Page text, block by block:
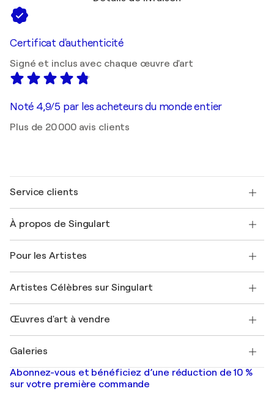
Certificat d'authenticité
Signé et inclus avec chaque œuvre d'art
Noté 4,9/5 par les acheteurs du monde entier
Plus de 20 000 avis clients
Service clients
Expédition
Offrir une carte cadeau
Rejoignez notre programme commercial
Mon compte
+33 1 76 44 06 42
À propos de Singulart
FAQ
Magazine Singulart
Emplois
Découvrez une sélection d'art original
Pour les Artistes
Se connecter en tant qu'Artiste
Artistes Célèbres sur Singulart
Marc Chagall
Banksy
Mr. Brainwash
Shepard Fairey
Œuvres d'art à vendre
Tableaux abstraits à vendre
Peintures de paysage
Estampes
Galeries
Galeries d'art en France
Galeries d'art en Belgique
Abonnez-vous et bénéficiez d’une réduction de 10 %
sur votre première commande